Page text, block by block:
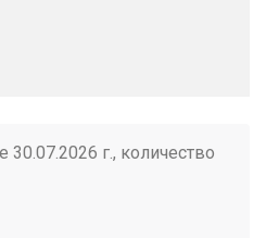
г., количество